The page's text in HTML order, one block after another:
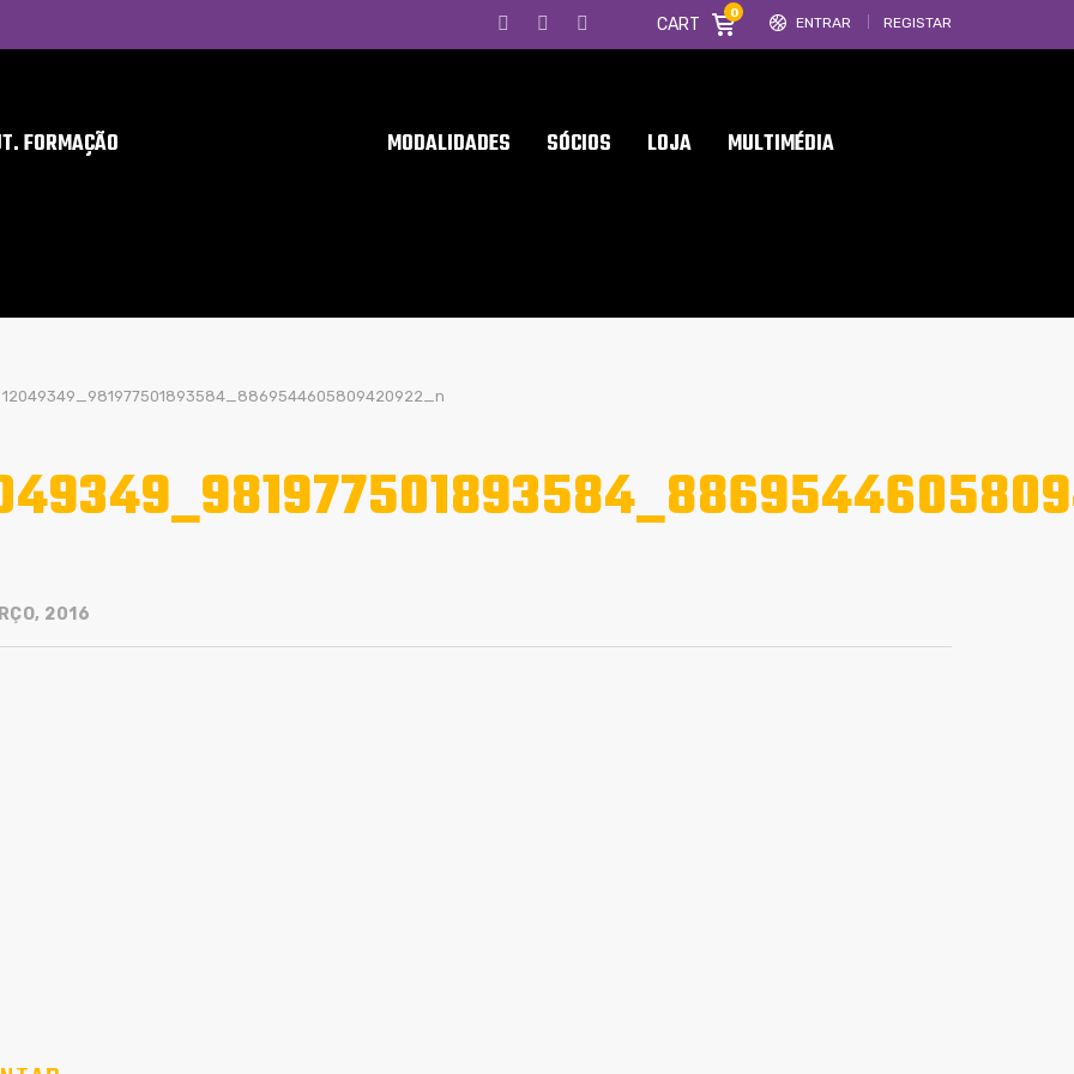
ENTRAR REGISTAR
CART
0
FORMAÇÃO MODALIDADES SÓCIOS LOJA MULTIMÉDIA
12049349_981977501893584_8869544605809420922_n
2016